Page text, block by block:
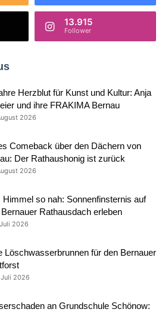
13.915
Follower
Herzblut für Kunst und Kultur: Anja
und ihre FRAKIMA Bernau
2026
Comeback über den Dächern von
Der Rathaushonig ist zurück
2026
Himmel so nah: Sonnenfinsternis auf
Rathausdach erleben
2026
Löschwasserbrunnen für den Bernauer
2026
an Grundschule Schönow: